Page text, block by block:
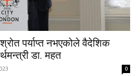
पर्याप्त नभएकोले वैदेशिक
डा. महत
0